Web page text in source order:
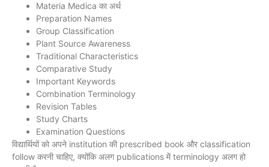
Materia Medica का अर्थ
Preparation Names
Group Classification
Plant Source Awareness
Traditional Characteristics
Comparative Study
Important Keywords
Combination Terminology
Revision Tables
Study Charts
Examination Questions
विद्यार्थियों को अपने institution की prescribed book और classification
follow करनी चाहिए, क्योंकि अलग publications में terminology अलग हो